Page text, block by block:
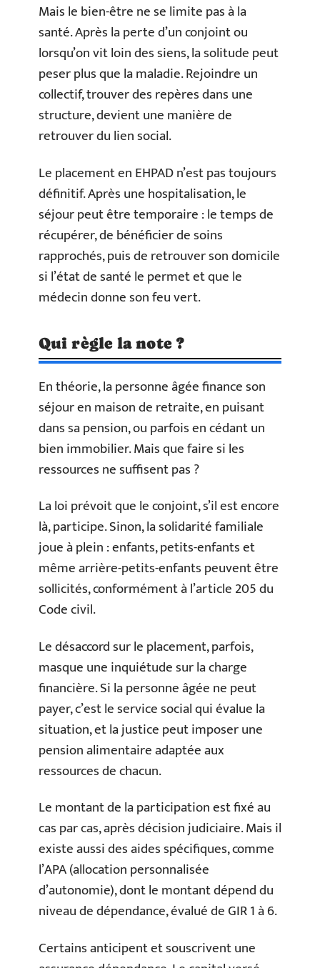
Mais le bien-être ne se limite pas à la
santé. Après la perte d’un conjoint ou
lorsqu’on vit loin des siens, la solitude peut
peser plus que la maladie. Rejoindre un
collectif, trouver des repères dans une
structure, devient une manière de
retrouver du lien social.
Le placement en EHPAD n’est pas toujours
définitif. Après une hospitalisation, le
séjour peut être temporaire : le temps de
récupérer, de bénéficier de soins
rapprochés, puis de retrouver son domicile
si l’état de santé le permet et que le
médecin donne son feu vert.
Qui règle la note ?
En théorie, la personne âgée finance son
séjour en maison de retraite, en puisant
dans sa pension, ou parfois en cédant un
bien immobilier. Mais que faire si les
ressources ne suffisent pas ?
La loi prévoit que le conjoint, s’il est encore
là, participe. Sinon, la solidarité familiale
joue à plein : enfants, petits-enfants et
même arrière-petits-enfants peuvent être
sollicités, conformément à l’article 205 du
Code civil.
Le désaccord sur le placement, parfois,
masque une inquiétude sur la charge
financière. Si la personne âgée ne peut
payer, c’est le service social qui évalue la
situation, et la justice peut imposer une
pension alimentaire adaptée aux
ressources de chacun.
Le montant de la participation est fixé au
cas par cas, après décision judiciaire. Mais il
existe aussi des aides spécifiques, comme
l’APA (allocation personnalisée
d’autonomie), dont le montant dépend du
niveau de dépendance, évalué de GIR 1 à 6.
Certains anticipent et souscrivent une